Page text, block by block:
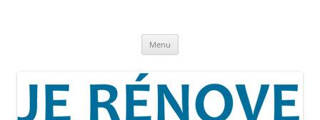
Menu